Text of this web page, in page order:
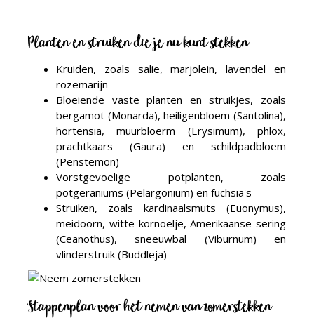
Planten en struiken die je nu kunt stekken
Kruiden, zoals salie, marjolein, lavendel en
rozemarijn
Bloeiende vaste planten en struikjes, zoals
bergamot (Monarda), heiligenbloem (Santolina),
hortensia, muurbloerm (Erysimum), phlox,
prachtkaars (Gaura) en schildpadbloem
(Penstemon)
Vorstgevoelige potplanten, zoals
potgeraniums (Pelargonium) en fuchsia's
Struiken, zoals kardinaalsmuts (Euonymus),
meidoorn, witte kornoelje, Amerikaanse sering
(Ceanothus), sneeuwbal (Viburnum) en
vlinderstruik (Buddleja)
Stappenplan voor het nemen van zomerstekken